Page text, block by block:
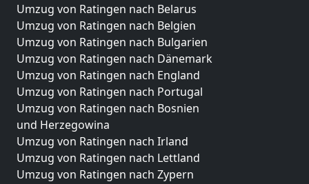
Umzug von Ratingen nach Belarus
Umzug von Ratingen nach Belgien
Umzug von Ratingen nach Bulgarien
Umzug von Ratingen nach Dänemark
Umzug von Ratingen nach England
Umzug von Ratingen nach Portugal
Umzug von Ratingen nach Bosnien
und Herzegowina
Umzug von Ratingen nach Irland
Umzug von Ratingen nach Lettland
Umzug von Ratingen nach Zypern